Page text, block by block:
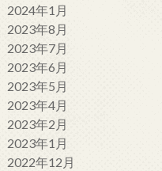
2024年1月
2023年8月
2023年7月
2023年6月
2023年5月
2023年4月
2023年2月
2023年1月
2022年12月